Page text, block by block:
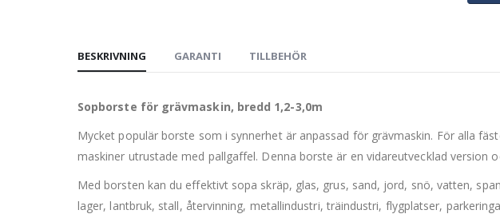
BESKRIVNING GARANTI TILLBEHÖR
Sopborste för grävmaskin, bredd 1,2-3,0m
Mycket populär borste som i synnerhet är anpassad för grävmaskin. För alla
maskiner utrustade med pallgaffel. Denna borste är en vidareutvecklad version
Med borsten kan du effektivt sopa skräp, glas, grus, sand, jord, snö, vatten,
lager, lantbruk, stall, återvinning, metallindustri, träindustri, flygplatser,